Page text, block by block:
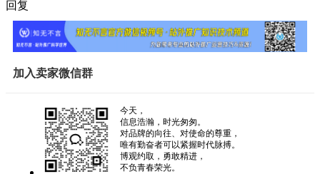
回复
加入卖家微信群
今天，
信息浩瀚，时光匆匆。
对品牌的向往、对使命的尊重，
唯有勤奋者可以紧握时代脉搏。
博观约取，勇敢精进，
不负青春荣光。